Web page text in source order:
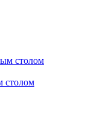
столом